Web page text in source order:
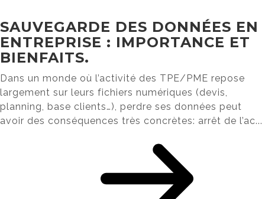
SAUVEGARDE DES DONNÉES EN
ENTREPRISE : IMPORTANCE ET
BIENFAITS.
Dans un monde où l’activité des TPE/PME repose
largement sur leurs fichiers numériques (devis,
planning, base clients…), perdre ses données peut
avoir des conséquences très concrètes: arrêt de l’ac...